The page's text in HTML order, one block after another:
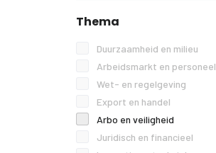
Thema
Duurzaamheid en milieu
Arbeidsmarkt en personeel
Wet- en regelgeving
Export en handel
Arbo en veiligheid
Juridisch en financieel